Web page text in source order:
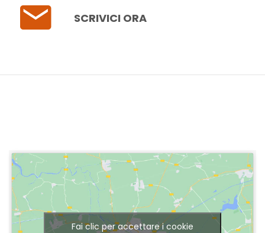
SCRIVICI ORA
Fai clic per accettare i cookie